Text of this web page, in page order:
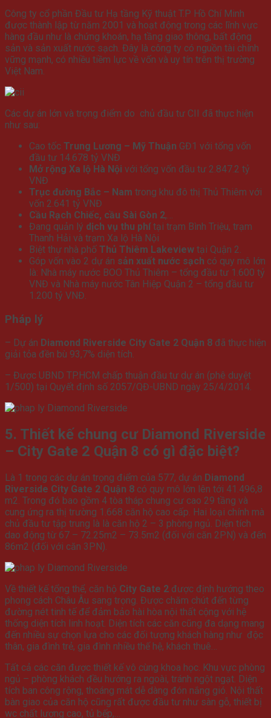
Công ty cổ phần Đầu tư Hạ tầng Kỹ thuật T.P Hồ Chí Minh
được thành lập từ năm 2001 và hoạt động trong các lĩnh vực
hàng đầu như là chứng khoán, hạ tầng giao thông, bất động
sản và sản xuất nước sạch. Đây là công ty có nguồn tài chính
vững mạnh, có nhiều tiềm lực về vốn và uy tín trên thị trường
Việt Nam.
Các dự án lớn và trọng điểm do chủ đầu tư CII đã thực hiện
như sau:
Cao tốc Trung Lương – Mỹ Thuận GĐ1 với tổng vốn
đầu tư 14.678 tỷ VNĐ
Mở rộng Xa lộ Hà Nội với tổng vốn đầu tư 2.847.2 tỷ
VNĐ
Trục đường Bắc – Nam trong khu đô thị Thủ Thiêm với
vốn 2.641 tỷ VNĐ
Cầu Rạch Chiếc, cầu Sài Gòn 2,…
Đang quản lý dịch vụ thu phítại trạm Bình Triệu, trạm
Thanh Hải và trạm Xa lộ Hà Nội
Biệt thự nhà phố Thủ Thiêm Lakeview tại Quận 2.
Góp vốn vào 2 dự án sản xuất nước sạch có quy mô lớn
là: Nhà máy nước BOO Thủ Thiêm – tổng đầu tư 1.600 tỷ
VNĐ và Nhà máy nước Tân Hiệp Quận 2 – tổng đầu tư
1.200 tỷ VNĐ.
Pháp lý
– Dự án Diamond Riverside City Gate 2 Quận 8 đã thực hiện
giải tỏa đền bù 93,7% diện tích.
– Được UBND TP.HCM chấp thuận đầu tư dự án (phê duyệt
1/500) tại Quyết định số 2057/QĐ-UBND ngày 25/4/2014.
5. Thiết kế chung cư Diamond Riverside
– City Gate 2 Quận 8 có gì đặc biệt?
Là 1 trong các dự án trọng điểm của 577, dự án Diamond
Riverside City Gate 2 Quận 8 có quy mô lớn lên tới 41.496,8
m2. Trong đó bao gồm 4 tòa tháp chung cư cao 29 tầng và
cung ứng ra thị trường 1.668 căn hộ cao cấp. Hai loại chính mà
chủ đầu tư tập trung là là căn hộ 2 – 3 phòng ngủ. Diện tích
dao động từ 67 – 72.25m2 – 73.5m2 (đối với căn 2PN) và đến
86m2 (đối với căn 3PN).
Về thiết kế tổng thể, căn hộ City Gate 2 được định hướng theo
phong cách Châu Âu sang trọng. Được chăm chút đến từng
đường nét tinh tế để đảm bảo hài hòa nội thất cộng với hệ
thống diện tích linh hoạt. Diện tích các căn cũng đa dạng mang
đến nhiều sự chọn lựa cho các đối tượng khách hàng như độc
thân, gia đình trẻ, gia đình nhiều thế hệ, khách thuê…
Tất cả các căn được thiết kế vô cùng khoa học. Khu vực phòng
ngủ – phòng khách đều hướng ra ngoài, tránh ngột ngạt. Diện
tích ban công rộng, thoáng mát dễ dàng đón nắng gió. Nội thất
bàn giao của căn hộ cũng rất được đầu tư như sàn gỗ, thiết bị
wc chất lượng cao, tủ bếp,…